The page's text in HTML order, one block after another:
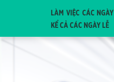
LÀM VIỆC CÁC NGÀY
KỂ CẢ CÁC NGÀY LỄ